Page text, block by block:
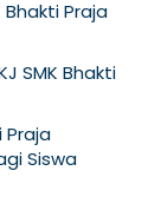
Bhakti Praja
SMK Bhakti
Praja
Siswa